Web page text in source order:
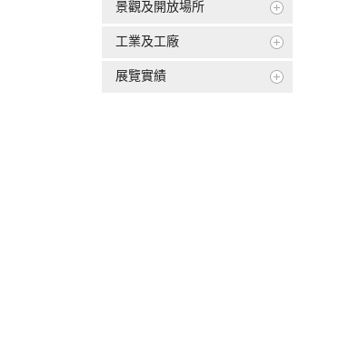
景觀及開放場所
工業及工廠
展覽實績